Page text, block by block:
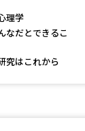
理学
なだとできるこ
究はこれから